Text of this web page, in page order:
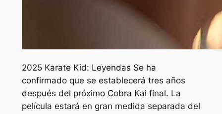
2025 Karate Kid: Leyendas Se ha
confirmado que se establecerá tres años
después del próximo Cobra Kai final. La
película estará en gran medida separada del